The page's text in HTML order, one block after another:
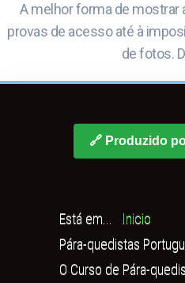
A melhor forma de mostrar
provas de acesso até à
de fotos.
🔗 Produzido
Está em...
Inicio
Pára-quedistas
O Curso de Pára-